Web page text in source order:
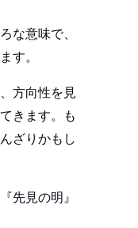
な意味で、
す。
方向性を見
きます。も
ざりかもし
先見の明』